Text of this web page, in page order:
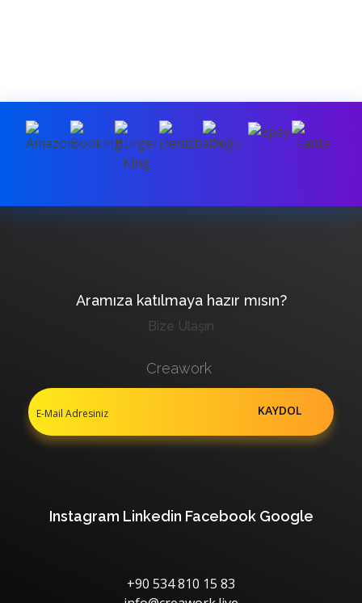
Aramıza katılmaya hazır mısın?
Bize Ulaşın
Creawork
Instagram Linkedin Facebook Google
+90 534 810 15 83